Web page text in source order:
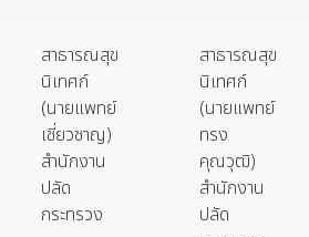
สาธารณสุข
นิเทศก์
(นายแพทย์
เชี่ยวชาญ)
สำนักงาน
ปลัด
กระทรวง
สาธารณสุข
นิเทศก์
(นายแพทย์
ทรง
คุณวุฒิ)
สำนักงาน
ปลัด